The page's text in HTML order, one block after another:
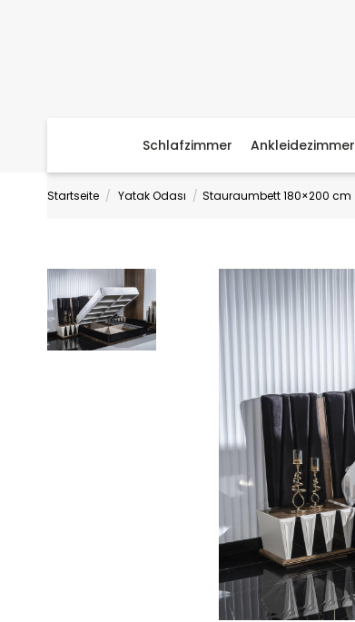
Schlafzimmer Ankleidezimmer
Startseite Yatak Odası Stauraumbett 180×200 cm